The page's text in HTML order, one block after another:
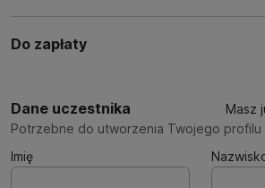
Do zapłaty
Dane uczestnika Masz
Potrzebne do utworzenia Twojego profilu
Imię